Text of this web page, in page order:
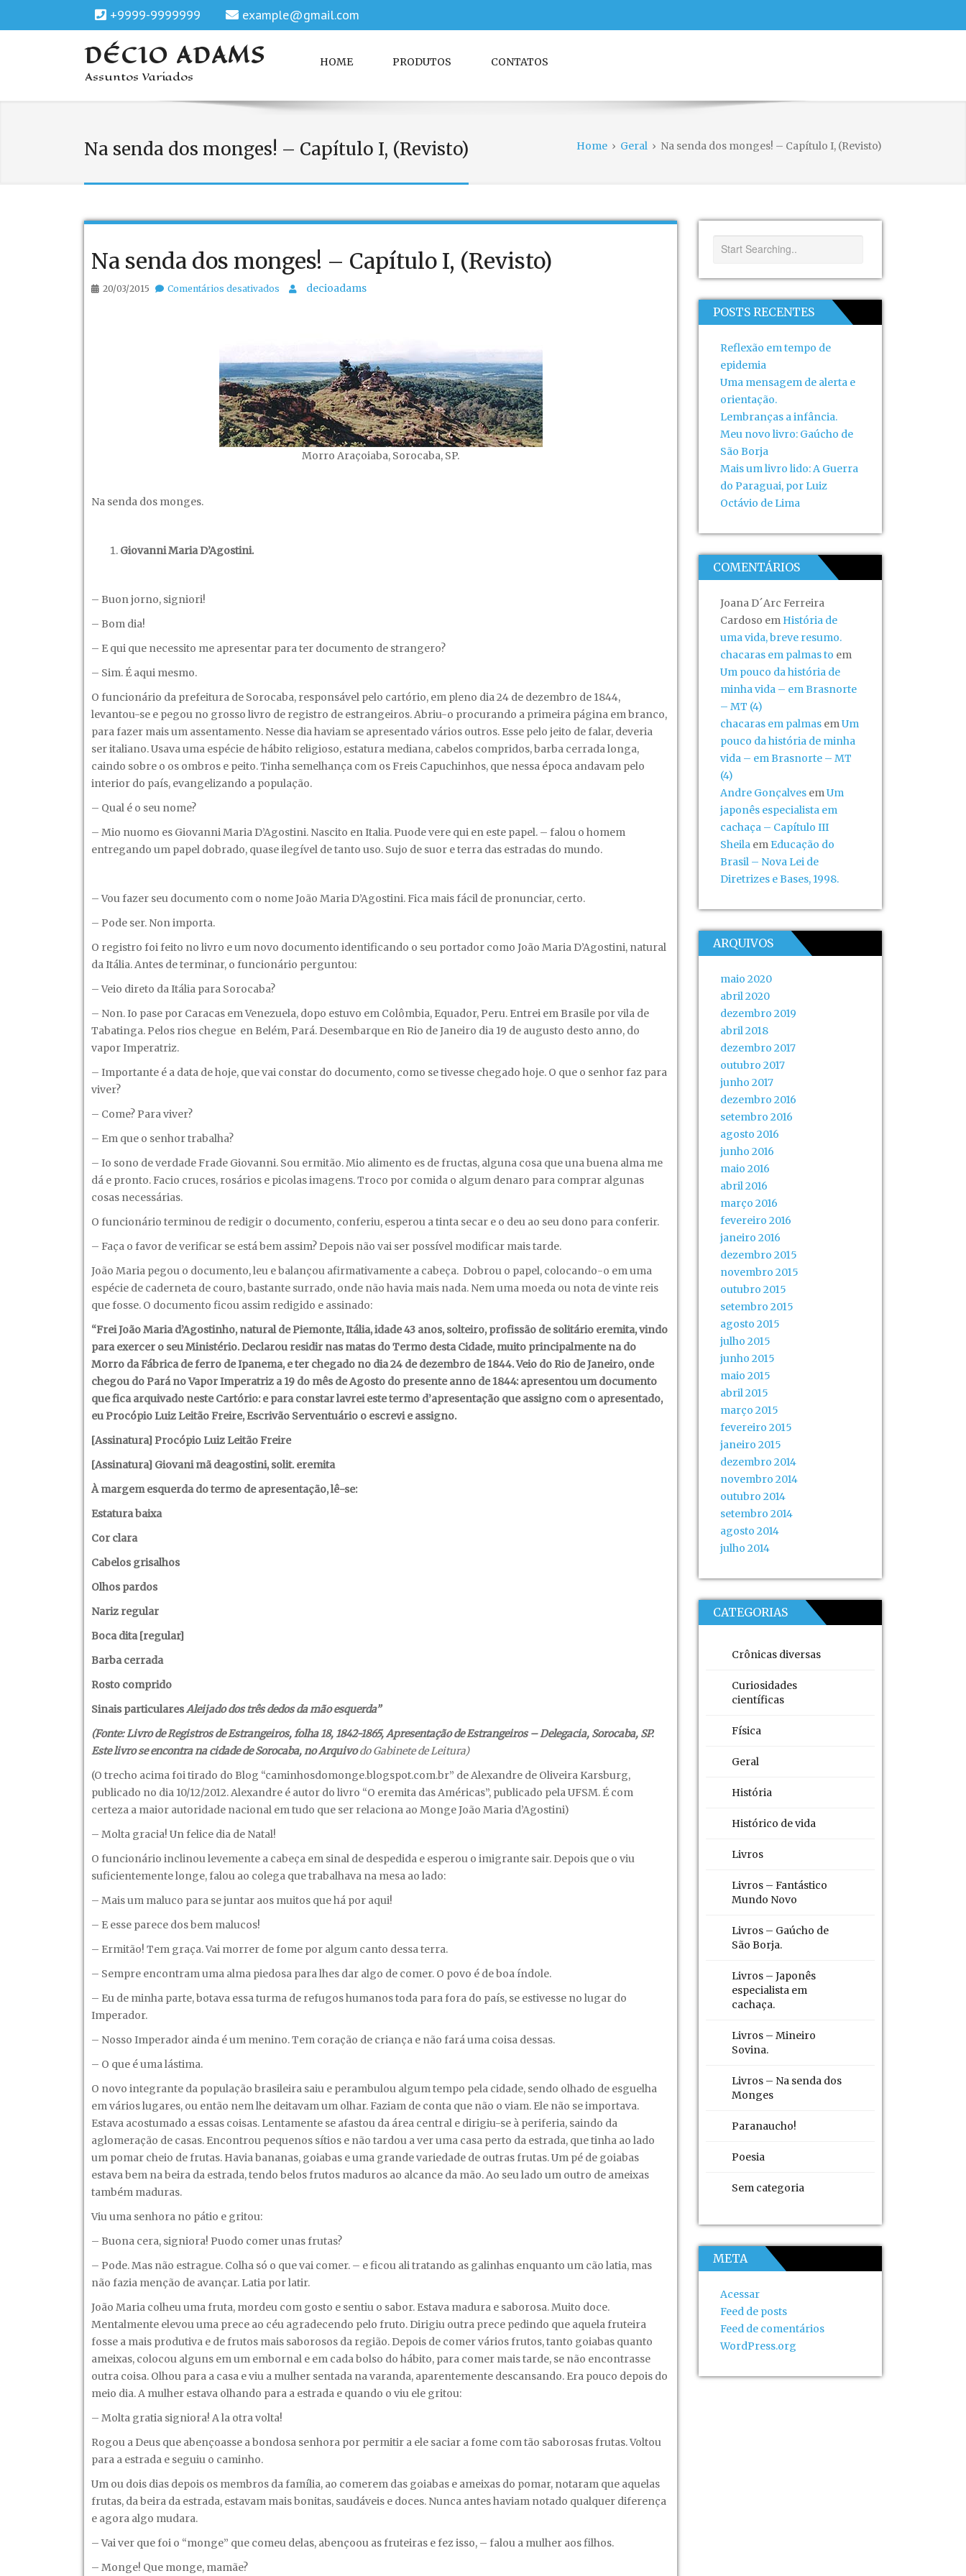
+9999-9999999 example@gmail.com
DÉCIO ADAMS
Assuntos Variados
HOME PRODUTOS CONTATOS
Na senda dos monges! – Capítulo I, (Revisto) Home › Geral › Na senda dos monges! – Capítulo I, (Revisto)
Na senda dos monges! – Capítulo I, (Revisto)
20/03/2015 Comentários desativados em
–
Capítulo
I,
(Revisto)
decioadams
Morro Araçoiaba, Sorocaba, SP.
Na senda dos monges.
Giovanni Maria D’Agostini.
– Buon jorno, signiori!
– Bom dia!
– E qui que necessito me apresentar para ter documento de strangero?
– Sim. É aqui mesmo.
O funcionário da prefeitura de Sorocaba, responsável pelo cartório, em pleno dia 24 de dezembro de 1844,
levantou-se e pegou no grosso livro de registro de estrangeiros. Abriu-o procurando a primeira página em branco,
para fazer mais um assentamento. Nesse dia haviam se apresentado vários outros. Esse pelo jeito de falar, deveria
ser italiano. Usava uma espécie de hábito religioso, estatura mediana, cabelos compridos, barba cerrada longa,
caindo sobre o os ombros e peito. Tinha semelhança com os Freis Capuchinhos, que nessa época andavam pelo
interior do país, evangelizando a população.
– Qual é o seu nome?
– Mio nuomo es Giovanni Maria D’Agostini. Nascito en Italia. Puode vere qui en este papel. – falou o homem
entregando um papel dobrado, quase ilegível de tanto uso. Sujo de suor e terra das estradas do mundo.
– Vou fazer seu documento com o nome João Maria D’Agostini. Fica mais fácil de pronunciar, certo.
– Pode ser. Non importa.
O registro foi feito no livro e um novo documento identificando o seu portador como João Maria D’Agostini, natural
da Itália. Antes de terminar, o funcionário perguntou:
– Veio direto da Itália para Sorocaba?
– Non. Io pase por Caracas em Venezuela, dopo estuvo em Colômbia, Equador, Peru. Entrei em Brasile por vila de
Tabatinga. Pelos rios chegue en Belém, Pará. Desembarque en Rio de Janeiro dia 19 de augusto desto anno, do
vapor Imperatriz.
– Importante é a data de hoje, que vai constar do documento, como se tivesse chegado hoje. O que o senhor faz para
viver?
– Come? Para viver?
– Em que o senhor trabalha?
– Io sono de verdade Frade Giovanni. Sou ermitão. Mio alimento es de fructas, alguna cosa que una buena alma me
dá e pronto. Facio cruces, rosários e picolas imagens. Troco por comida o algum denaro para comprar algunas
cosas necessárias.
O funcionário terminou de redigir o documento, conferiu, esperou a tinta secar e o deu ao seu dono para conferir.
– Faça o favor de verificar se está bem assim? Depois não vai ser possível modificar mais tarde.
João Maria pegou o documento, leu e balançou afirmativamente a cabeça. Dobrou o papel, colocando-o em uma
espécie de caderneta de couro, bastante surrado, onde não havia mais nada. Nem uma moeda ou nota de vinte reis
que fosse. O documento ficou assim redigido e assinado:
“Frei João Maria d’Agostinho, natural de Piemonte, Itália, idade 43 anos, solteiro, profissão de solitário eremita, vindo
para exercer o seu Ministério. Declarou residir nas matas do Termo desta Cidade, muito principalmente na do
Morro da Fábrica de ferro de Ipanema, e ter chegado no dia 24 de dezembro de 1844. Veio do Rio de Janeiro, onde
chegou do Pará no Vapor Imperatriz a 19 do mês de Agosto do presente anno de 1844: apresentou um documento
que fica arquivado neste Cartório: e para constar lavrei este termo d’apresentação que assigno com o apresentado,
eu Procópio Luiz Leitão Freire, Escrivão Serventuário o escrevi e assigno.
[Assinatura] Procópio Luiz Leitão Freire
[Assinatura] Giovani mã deagostini, solit. eremita
À margem esquerda do termo de apresentação, lê-se:
Estatura baixa
Cor clara
Cabelos grisalhos
Olhos pardos
Nariz regular
Boca dita [regular]
Barba cerrada
Rosto comprido
Sinais particularesAleijado dos três dedos da mão esquerda”
(Fonte: Livro de Registros de Estrangeiros, folha 18, 1842-1865, Apresentação de Estrangeiros – Delegacia, Sorocaba, SP.
Este livro se encontra na cidade de Sorocaba, no Arquivodo Gabinete de Leitura)
(O trecho acima foi tirado do Blog “caminhosdomonge.blogspot.com.br” de Alexandre de Oliveira Karsburg,
publicado no dia 10/12/2012. Alexandre é autor do livro “O eremita das Américas”, publicado pela UFSM. É com
certeza a maior autoridade nacional em tudo que ser relaciona ao Monge João Maria d’Agostini)
– Molta gracia! Un felice dia de Natal!
O funcionário inclinou levemente a cabeça em sinal de despedida e esperou o imigrante sair. Depois que o viu
suficientemente longe, falou ao colega que trabalhava na mesa ao lado:
– Mais um maluco para se juntar aos muitos que há por aqui!
– E esse parece dos bem malucos!
– Ermitão! Tem graça. Vai morrer de fome por algum canto dessa terra.
– Sempre encontram uma alma piedosa para lhes dar algo de comer. O povo é de boa índole.
– Eu de minha parte, botava essa turma de refugos humanos toda para fora do país, se estivesse no lugar do
Imperador.
– Nosso Imperador ainda é um menino. Tem coração de criança e não fará uma coisa dessas.
– O que é uma lástima.
O novo integrante da população brasileira saiu e perambulou algum tempo pela cidade, sendo olhado de esguelha
em vários lugares, ou então nem lhe deitavam um olhar. Faziam de conta que não o viam. Ele não se importava.
Estava acostumado a essas coisas. Lentamente se afastou da área central e dirigiu-se à periferia, saindo da
aglomeração de casas. Encontrou pequenos sítios e não tardou a ver uma casa perto da estrada, que tinha ao lado
um pomar cheio de frutas. Havia bananas, goiabas e uma grande variedade de outras frutas. Um pé de goiabas
estava bem na beira da estrada, tendo belos frutos maduros ao alcance da mão. Ao seu lado um outro de ameixas
também maduras.
Viu uma senhora no pátio e gritou:
– Buona cera, signiora! Puodo comer unas frutas?
– Pode. Mas não estrague. Colha só o que vai comer. – e ficou ali tratando as galinhas enquanto um cão latia, mas
não fazia menção de avançar. Latia por latir.
João Maria colheu uma fruta, mordeu com gosto e sentiu o sabor. Estava madura e saborosa. Muito doce.
Mentalmente elevou uma prece ao céu agradecendo pelo fruto. Dirigiu outra prece pedindo que aquela fruteira
fosse a mais produtiva e de frutos mais saborosos da região. Depois de comer vários frutos, tanto goiabas quanto
ameixas, colocou alguns em um embornal e em cada bolso do hábito, para comer mais tarde, se não encontrasse
outra coisa. Olhou para a casa e viu a mulher sentada na varanda, aparentemente descansando. Era pouco depois do
meio dia. A mulher estava olhando para a estrada e quando o viu ele gritou:
– Molta gratia signiora! A la otra volta!
Rogou a Deus que abençoasse a bondosa senhora por permitir a ele saciar a fome com tão saborosas frutas. Voltou
para a estrada e seguiu o caminho.
Um ou dois dias depois os membros da família, ao comerem das goiabas e ameixas do pomar, notaram que aquelas
frutas, da beira da estrada, estavam mais bonitas, saudáveis e doces. Nunca antes haviam notado qualquer diferença
e agora algo mudara.
– Vai ver que foi o “monge” que comeu delas, abençoou as fruteiras e fez isso, – falou a mulher aos filhos.
– Monge! Que monge, mamãe?
POSTS RECENTES
Reflexão em tempo de
epidemia
Uma mensagem de alerta e
orientação.
Lembranças a infância.
Meu novo livro: Gaúcho de
São Borja
Mais um livro lido: A Guerra
do Paraguai, por Luiz
Octávio de Lima
COMENTÁRIOS
Joana D´Arc Ferreira
Cardoso em História de
uma vida, breve resumo.
chacaras em palmas to em
Um pouco da história de
minha vida – em Brasnorte
– MT (4)
chacaras em palmas emUm
pouco da história de minha
vida – em Brasnorte – MT
(4)
Andre Gonçalves emUm
japonês especialista em
cachaça – Capítulo III
Sheila em Educação do
Brasil – Nova Lei de
Diretrizes e Bases, 1998.
ARQUIVOS
maio 2020
abril 2020
dezembro 2019
abril 2018
dezembro 2017
outubro 2017
junho 2017
dezembro 2016
setembro 2016
agosto 2016
junho 2016
maio 2016
abril 2016
março 2016
fevereiro 2016
janeiro 2016
dezembro 2015
novembro 2015
outubro 2015
setembro 2015
agosto 2015
julho 2015
junho 2015
maio 2015
abril 2015
março 2015
fevereiro 2015
janeiro 2015
dezembro 2014
novembro 2014
outubro 2014
setembro 2014
agosto 2014
julho 2014
CATEGORIAS
Crônicas diversas
Curiosidades
científicas
Física
Geral
História
Histórico de vida
Livros
Livros – Fantástico
Mundo Novo
Livros – Gaúcho de
São Borja.
Livros – Japonês
especialista em
cachaça.
Livros – Mineiro
Sovina.
Livros – Na senda dos
Monges
Paranaucho!
Poesia
Sem categoria
META
Acessar
Feed de posts
Feed de comentários
WordPress.org